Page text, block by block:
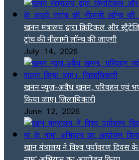
खनन मंत्रालय द्वारा क्रिटिकल और
ट्रांच की नीलामी लॉन्च की जाएगी
July 14, 2026
खनन न्यूज-अवैध खनन, परिवहन एवं
किया जाए। जिलाधिकारी
June 12, 2026
खान मंत्रालय ने विश्व पर्यावरण दिवस